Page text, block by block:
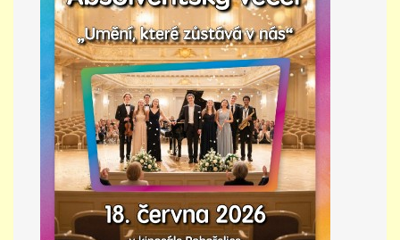
ZAMĚSTNÁNÍ
DOTACE
GDPR
ZUŠ Pohořelice